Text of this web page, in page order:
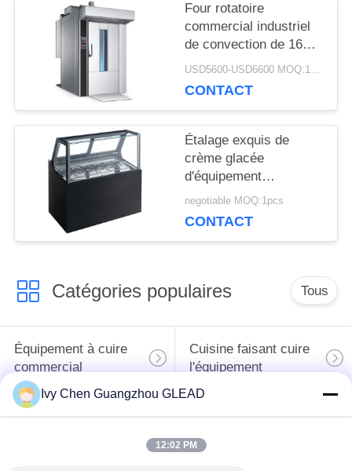
DEMANDEZ
UN DEVIS
PLAN
PRIVACY
Four rotatoire
commercial industriel
de convection de 16
plateaux de four
gaz
USD5600-USD6600 MOQ:1piece
CONTACT
Étalage exquis de
crème glacée
d'équipement
commercial
cuisson
negotiable MOQ:1pcs
CONTACT
Catégories populaires Tous
Équipement à cuire
commercial
Cuisine faisant cuire
l'équipement
Machines de
denrées alimentaires
Ivy Chen Guangzhou GLEAD
12:02 PM